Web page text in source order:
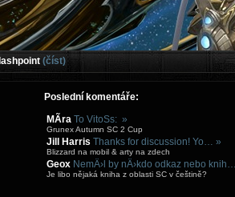
(číst)
Poslední komentáře:
MÃ­ra To VitoSs: »
Grunex Autumn SC 2 Cup
Jill Harris Thanks for discussion! Yo… »
Blizzard na mobil & arty na zdech
Geox NemÄ›l by nÄ›kdo odkaz nebo
Je libo nějaká kniha z oblasti SC v češtině?